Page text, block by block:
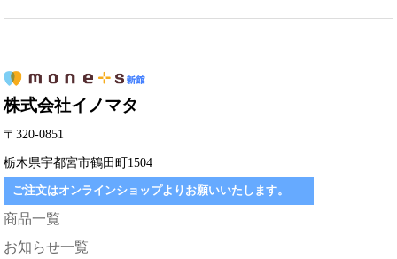
株式会社イノマタ
〒320-0851
栃木県宇都宮市鶴田町1504
ご注文はオンラインショップよりお願いいたします。
商品一覧
お知らせ一覧